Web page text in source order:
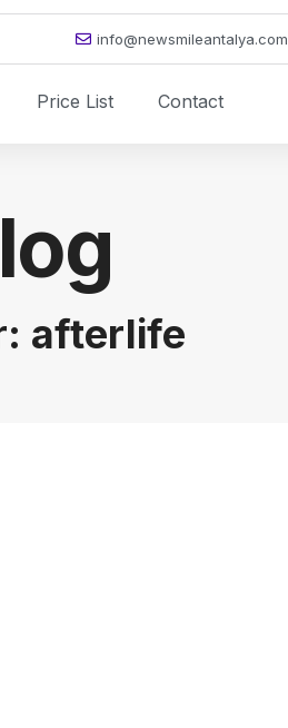
info@newsmileantalya.com
Price List Contact
afterlife